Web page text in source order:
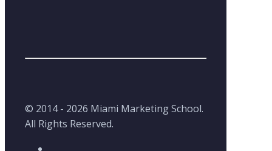
© 2014 - 2026 Miami Marketing School.
All Rights Reserved.